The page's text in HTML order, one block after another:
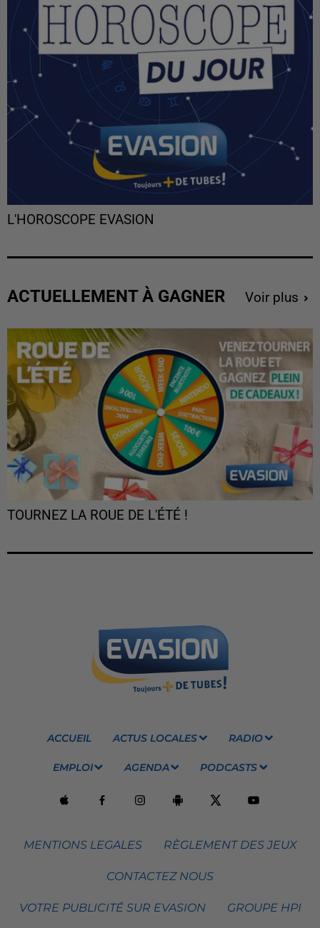
L'HOROSCOPE EVASION
ACTUELLEMENT À GAGNER Voir plus
TOURNEZ LA ROUE DE L'ÉTÉ !
ACCUEIL ACTUS LOCALES RADIO
EMPLOI AGENDA PODCASTS
MENTIONS LEGALES RÈGLEMENT DES JEUX
CONTACTEZ NOUS
VOTRE PUBLICITÉ SUR EVASION GROUPE HPI